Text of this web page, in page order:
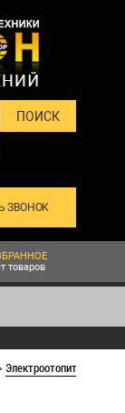
ЗВОНОК
товаров
Электроотопительное